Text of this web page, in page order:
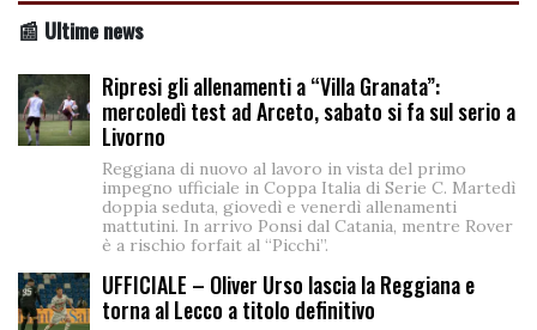
📰 Ultime news
Ripresi gli allenamenti a “Villa Granata”:
mercoledì test ad Arceto, sabato si fa sul serio a
Livorno
Reggiana di nuovo al lavoro in vista del primo
impegno ufficiale in Coppa Italia di Serie C. Martedì
doppia seduta, giovedì e venerdì allenamenti
mattutini. In arrivo Ponsi dal Catania, mentre Rover
è a rischio forfait al “Picchi”.
UFFICIALE – Oliver Urso lascia la Reggiana e
torna al Lecco a titolo definitivo